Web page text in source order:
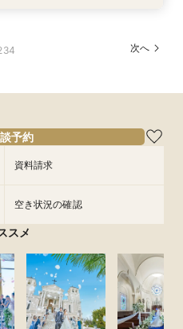
34 次へ
予約
資料請求
空き状況の確認
スメ